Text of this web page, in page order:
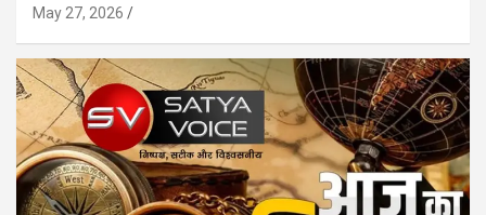
May 27, 2026